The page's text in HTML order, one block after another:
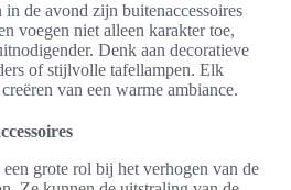
de avond zijn buitenaccessoires
voegen niet alleen karakter toe,
Denk aan decoratieve
of stijlvolle tafellampen. Elk
van een warme ambiance.
een grote rol bij het verhogen van de